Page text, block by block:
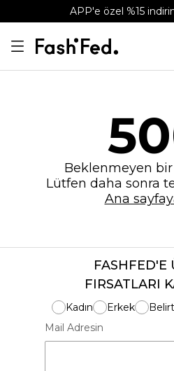
APP'e özel %15
Beklenmeyen
Lütfen daha sonra
Ana
FASHFED'E
FIRSATLARI
Kadın Erkek
Mail Adresin